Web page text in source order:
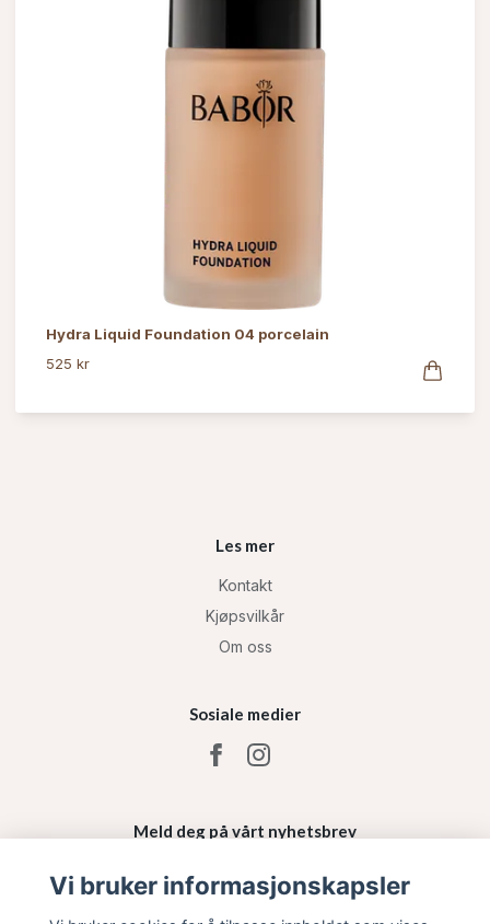
Hydra Liquid Foundation 04 porcelain
525 kr
Les mer
Kontakt
Kjøpsvilkår
Om oss
Sosiale medier
Meld deg på vårt nyhetsbrev
Påmelding
Vi bruker informasjonskapsler